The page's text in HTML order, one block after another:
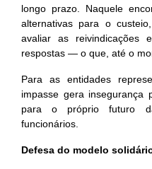
longo prazo. Naquele
alternativas para o
avaliar as reivindicações
respostas — o que, até o
Para as entidades
impasse gera insegurança
para o próprio futuro
funcionários.
Defesa do modelo